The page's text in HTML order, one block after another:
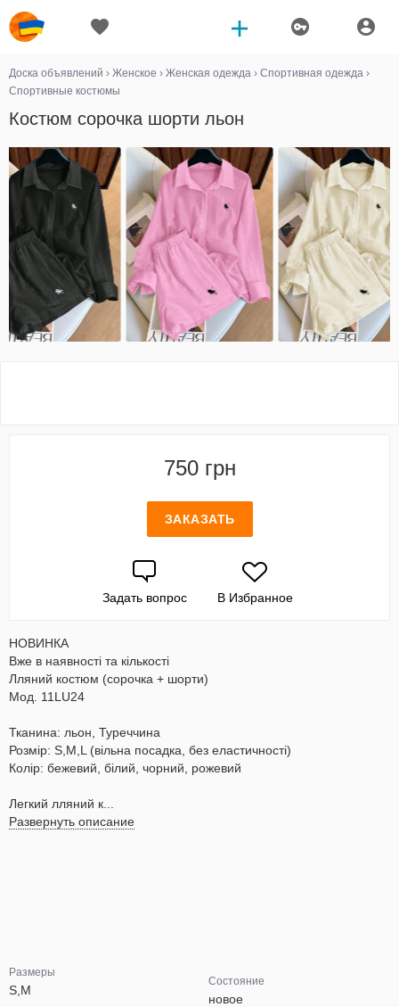
Доска объявлений › Женское › Женская одежда › Спортивная одежда ›
Спортивные костюмы
Костюм сорочка шорти льон
750 грн
ЗАКАЗАТЬ
Задать вопрос В Избранное
НОВИНКА
Вже в наявностi та кiлькостi
Лляний костюм (сорочка + шорти)
Мод. 11LU24
Тканина: льон, Туреччина
Розмір: S,M,L (вільна посадка, без еластичності)
Колір: бежевий, білий, чорний, рожевий
Легкий лляний к...
Развернуть описание
Размеры
S,M
Состояние
новое